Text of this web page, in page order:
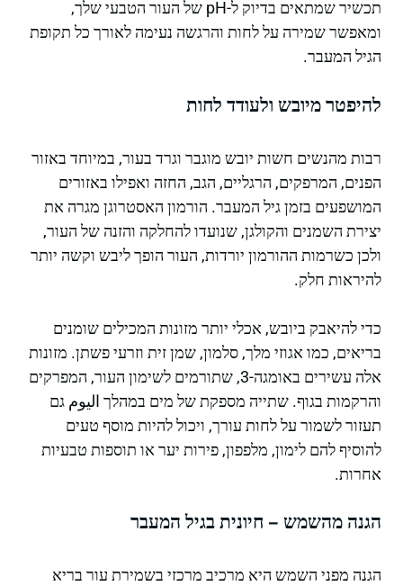
תכשיר שמתאים בדיוק ל-pH של העור הטבעי שלך,
ומאפשר שמירה על לחות והרגשה נעימה לאורך כל תקופת
הגיל המעבר.
להיפטר מיובש ולעודד לחות
רבות מהנשים חשות יובש מוגבר וגרד בעור, במיוחד באזור
הפנים, המרפקים, הרגליים, הגב, החזה ואפילו באזורים
המושפעים בזמן גיל המעבר. הורמון האסטרוגן מגרה את
יצירת השמנים והקולגן, שנועדו להחלקה והזנה של העור,
ולכן כשרמות ההורמון יורדות, העור הופך ליבש וקשה יותר
להיראות חלק.
כדי להיאבק ביובש, אכלי יותר מזונות המכילים שומנים
בריאים, כמו אגוזי מלך, סלמון, שמן זית וזרעי פשתן. מזונות
אלה עשירים באומגה-3, שתורמים לשימון העור, המפרקים
והרקמות בגוף. שתייה מספקת של מים במהלך اليوم גם
תעזור לשמור על לחות עורך, ויכול להיות מוסף טעים
להוסיף להם לימון, מלפפון, פירות יער או תוספות טבעיות
אחרות.
הגנה מהשמש – חיונית בגיל המעבר
הגנה מפני השמש היא מרכיב מרכזי בשמירת עור בריא